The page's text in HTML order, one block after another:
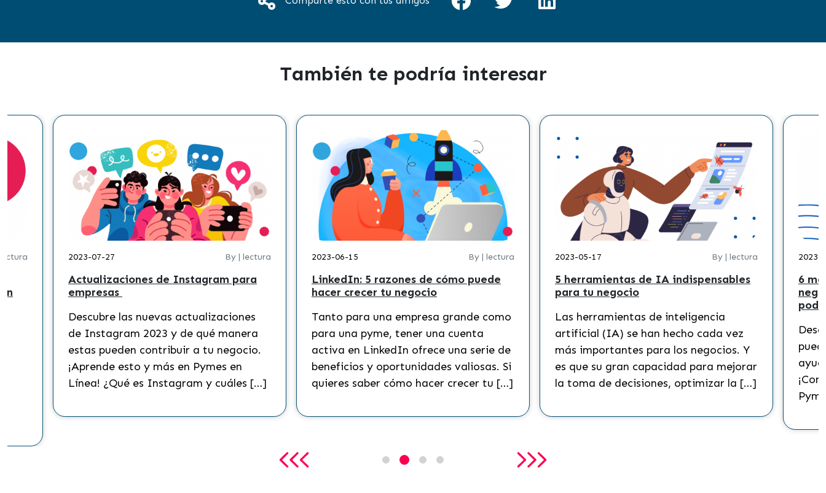
También te podría interesar
2023-07-27 By | lectura
Actualizaciones de Instagram para
empresas
Descubre las nuevas actualizaciones
de Instagram 2023 y de qué manera
estas pueden contribuir a tu negocio.
¡Aprende esto y más en Pymes en
Línea! ¿Qué es Instagram y cuáles […]
2023-06-15 By | lectura
LinkedIn: 5 razones de cómo puede
hacer crecer tu negocio
Tanto para una empresa grande como
para una pyme, tener una cuenta
activa en LinkedIn ofrece una serie de
beneficios y oportunidades valiosas. Si
quieres saber cómo hacer crecer tu […]
2023-05-17 By | lectura
5 herramientas de IA indispensables
para tu negocio
Las herramientas de inteligencia
artificial (IA) se han hecho cada vez
más importantes para los negocios. Y
es que su gran capacidad para mejorar
la toma de decisiones, optimizar la […]
2023-
6